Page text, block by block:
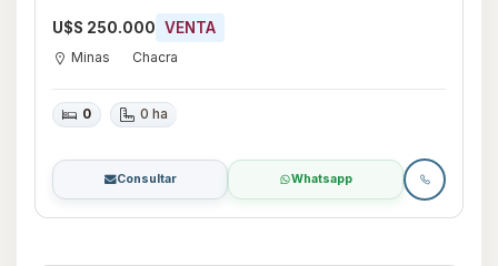
U$S 250.000 VENTA
Minas Chacra
0 0 ha
Consultar Whatsapp